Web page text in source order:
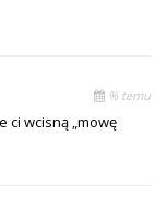
% temu
wcisną „mowę